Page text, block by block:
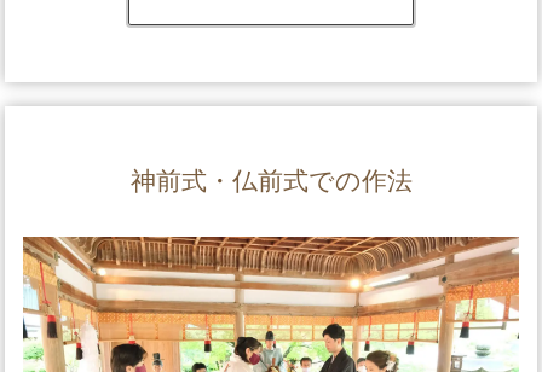
神前式・仏前式での作法